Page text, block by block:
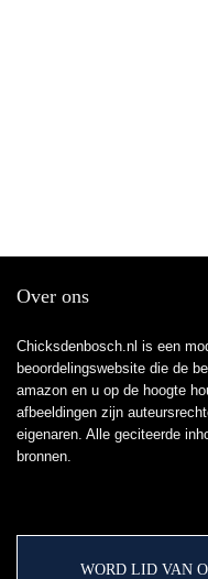
Over ons
Chicksdenbosch.nl is een
beoordelingswebsite die de
amazon en u op de hoogte
afbeeldingen zijn
eigenaren. Alle geciteerde
bronnen.
WORD LID VAN